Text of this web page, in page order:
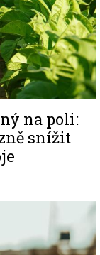
na poli:
snížit